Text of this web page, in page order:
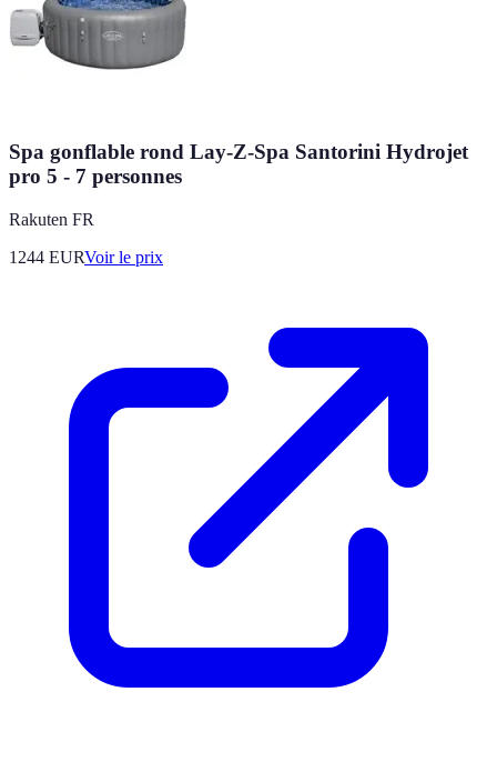
Spa gonflable rond Lay-Z-Spa Santorini Hydrojet
pro 5 - 7 personnes
Rakuten FR
1244 EURVoir le prix